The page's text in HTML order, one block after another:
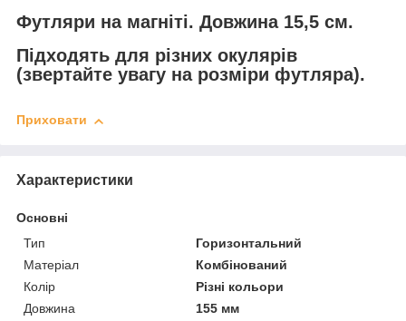
Футляри на магніті. Довжина 15,5 см.
Підходять для різних окулярів
(звертайте увагу на розміри футляра).
Приховати
Характеристики
Основні
Тип
Горизонтальний
Матеріал
Комбінований
Колір
Різні кольори
Довжина
155 мм